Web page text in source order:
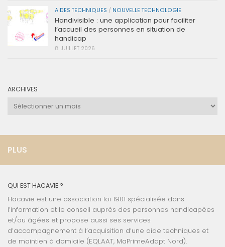
AIDES TECHNIQUES / NOUVELLE TECHNOLOGIE
Handivisible : une application pour faciliter
l’accueil des personnes en situation de
handicap
8 JUILLET 2026
ARCHIVES
Archives
PLUS
QUI EST HACAVIE ?
Hacavie est une association loi 1901 spécialisée dans
l’information et le conseil auprès des personnes handicapées
et/ou âgées et propose aussi ses services
d’accompagnement à l’acquisition d’une aide techniques et
de maintien à domicile (EQLAAT, MaPrimeAdapt Nord).